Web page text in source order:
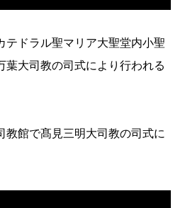
テドラル聖マリア大聖堂内小聖
葉大司教の司式により行われる
教館で髙見三明大司教の司式に